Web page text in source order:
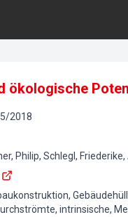
ökologische
5/2018
Philip, Schlegl,
intrinsische,